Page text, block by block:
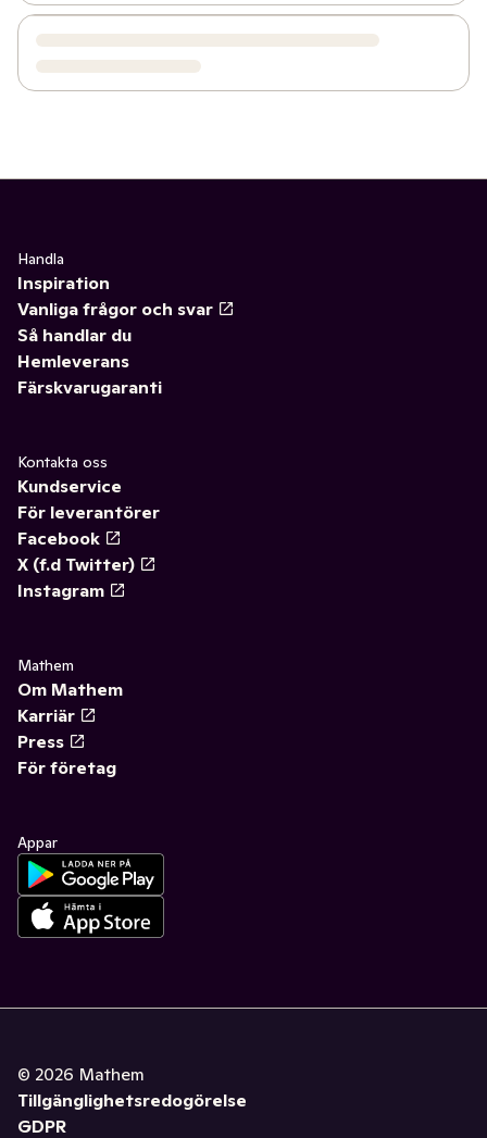
Handla
Inspiration
Vanliga frågor och svar
Så handlar du
Hemleverans
Färskvarugaranti
Kontakta oss
Kundservice
För leverantörer
Facebook
X (f.d Twitter)
Instagram
Mathem
Om Mathem
Karriär
Press
För företag
Appar
© 2026 Mathem
Tillgänglighetsredogörelse
GDPR